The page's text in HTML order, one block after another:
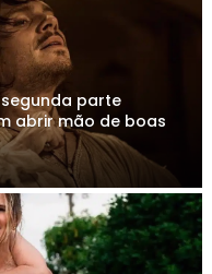
segunda parte
abrir mão de boas